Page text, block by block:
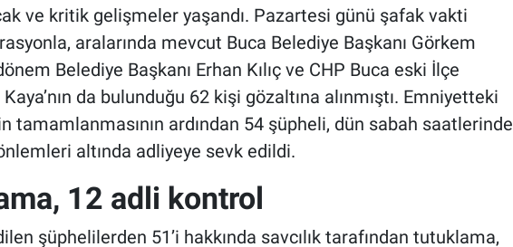
ve kritik gelişmeler yaşandı. Pazartesi günü şafak vakti
aralarında mevcut Buca Belediye Başkanı Görkem
Belediye Başkanı Erhan Kılıç ve CHP Buca eski İlçe
da bulunduğu 62 kişi gözaltına alınmıştı. Emniyetteki
tamamlanmasının ardından 54 şüpheli, dün sabah saatlerinde
altında adliyeye sevk edildi.
12 adli kontrol
şüphelilerden 51’i hakkında savcılık tarafından tutuklama,